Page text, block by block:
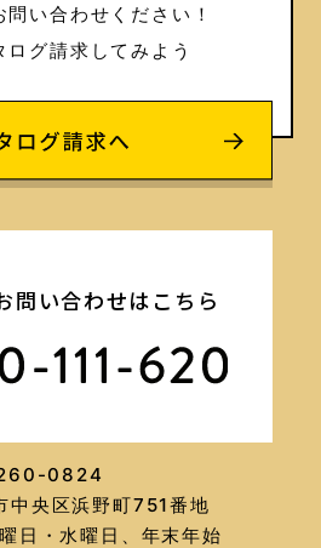
問い合わせください！
ログ請求してみよう
問い合わせはこちら
0824
中央区浜野町751番地
日・水曜日、年末年始